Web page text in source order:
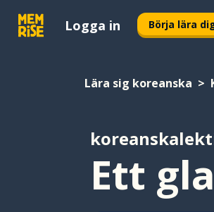
Logga in Börja lära
Lära sig koreanska
Ett